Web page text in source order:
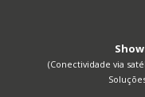
(Conectividade via